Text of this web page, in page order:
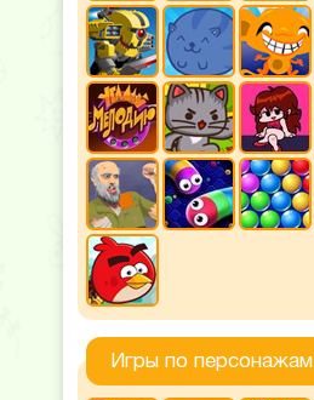
Игры по персонажам